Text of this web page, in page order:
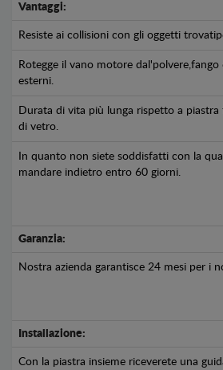
Vantaggi:
Resiste ai collisioni con gli oggetti
Rotegge il vano motore
esterni.
Durata di vita più lunga rispetto a
di vetro.
In quanto non siete soddisfatti con la
mandare indietro entro 60 giorni.
Garanzia:
Nostra azienda garantisce 24 mesi per i
Installazione:
Con la piastra insieme riceverete una